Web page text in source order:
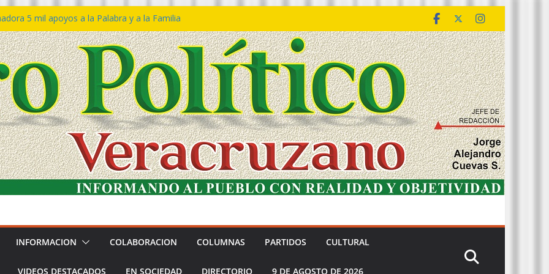
5 mil apoyos a la Palabra y a la Familia
Declaraciones de Procedencia en contra
𝙂𝙤𝙗𝙞𝙚𝙧𝙣𝙤 𝙙𝙚𝙡 𝙀𝙨𝙩𝙖𝙙𝙤 𝙖 𝙙𝙞𝙨𝙛𝙧𝙪𝙩𝙖𝙧
𝙙𝙚𝙡 𝙈𝙖𝙧 𝙚𝙣 𝘾𝙤𝙖𝙩𝙯𝙖𝙘𝙤𝙖𝙡𝙘𝙤𝙨
de policías con vocación de servicio y
SSP
Bravo rechaza acusaciones y asegura que
solicitud de desafuero
INFORMACION COLABORACION COLUMNAS PARTIDOS CULTURAL
VIDEOS DESTACADOS EN SOCIEDAD DIRECTORIO 9 DE AGOSTO DE 2026